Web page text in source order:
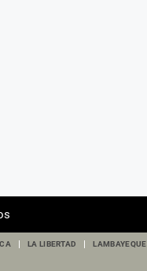
LA LIBERTAD LAMBAYEQUE